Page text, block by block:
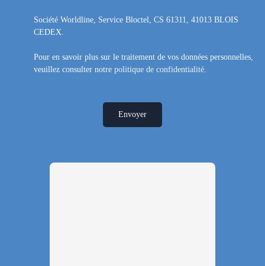
Société Worldline, Service Bloctel, CS 61311, 41013 BLOIS
CEDEX.
Pour en savoir plus sur le traitement de vos données personnelles,
veuillez consulter notre politique de confidentialité
Envoyer